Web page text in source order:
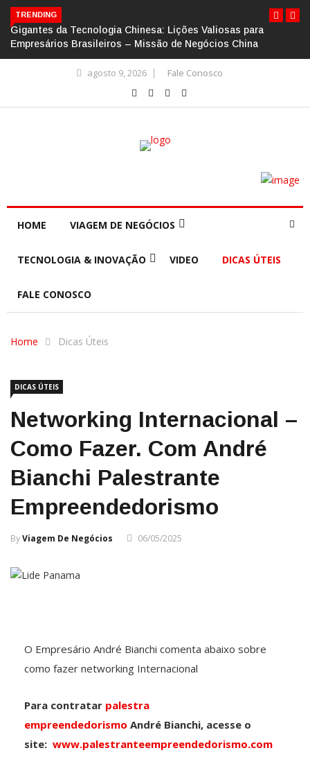
TRENDING
Gigantes da Tecnologia Chinesa: Lições Valiosas para
Empresários Brasileiros – Missão de Negócios China
agosto 9, 2026 Fale Conosco
HOME VIAGEM DE NEGÓCIOS
TECNOLOGIA & INOVAÇÃO VIDEO DICAS ÚTEIS
FALE CONOSCO
Home Dicas Úteis
DICAS ÚTEIS
Networking Internacional –
Como Fazer. Com André
Bianchi Palestrante
Empreendedorismo
ByViagem De Negócios 06/05/2025
O Empresário André Bianchi comenta abaixo sobre
como fazer networking Internacional
Para contratar palestra
empreendedorismo André Bianchi, acesse o
site: www.palestranteempreendedorismo.com